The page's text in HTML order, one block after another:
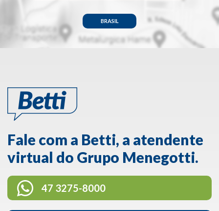
BRASIL
Fale com a Betti, a atendente
virtual do Grupo Menegotti.
47 3275-8000